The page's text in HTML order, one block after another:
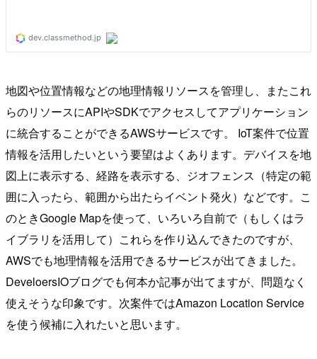
地図や位置情報などの地理情報リソースを管理し、またこれ
らのリソースにAPIやSDKでアクセスしてアプリケーション
に統合することができるAWSサービスです。 IoT案件で位置
情報を活用したいという要望はよくあります。デバイスを地
図上に表示する、経路を表示する、ジオフェンス（特定の範
囲に入ったら、範囲から出たらイベント発火）などです。こ
のときGoogle Mapを使って、いろいろ自前で（もしくはラ
イブラリを活用して）これらを作り込んできたのですが、
AWSでも地理情報を活用できるサービスが出てきました。
DeveloersIOブログでも何本か記事が出てますが、問題なく
使えそうな印象です。次案件ではAmazon Location Service
を使う候補に入れたいと思います。